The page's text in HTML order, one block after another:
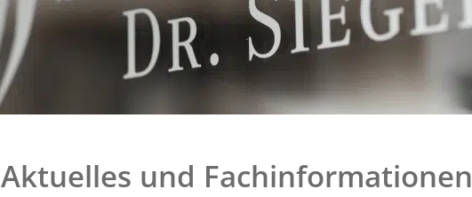
Aktuelles und Fachinformationen